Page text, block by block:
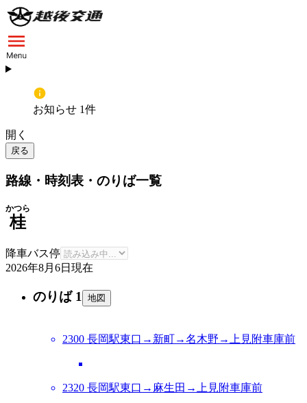
お知らせ 1件
開く
戻る
路線・時刻表・のりば一覧
桂
かつら
降車バス停
2026年8月6日 現在
のりば 1 地図
2300 長岡駅東口→新町→名木野→上見附車庫前
2320 長岡駅東口→麻生田→上見附車庫前